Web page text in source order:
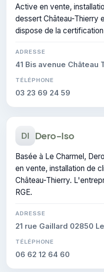
Active en vente,
dessert Château-Thierry
dispose de la certification
ADRESSE
41 Bis avenue
TÉLÉPHONE
03 23 69 24 59
DI Dero-Iso
Basée à Le Charmel,
en vente, installation de
Château-Thierry.
RGE.
ADRESSE
21 rue Gaillard 02850
TÉLÉPHONE
06 62 12 64 60